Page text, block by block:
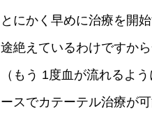
とにかく早めに治療を開
途絶えているわけですか
（もう 1度血が流れるよ
ースでカテーテル治療が